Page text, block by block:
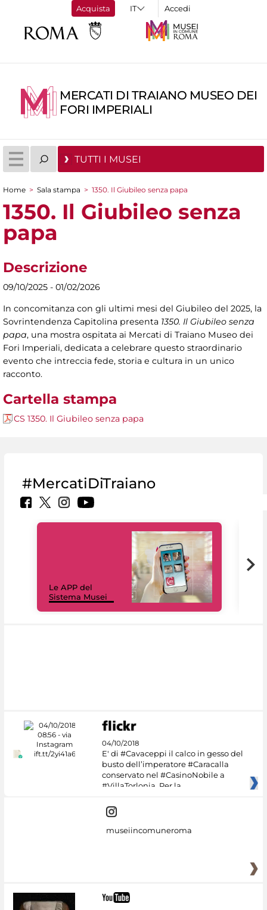
Acquista Accedi
MERCATI DI TRAIANO MUSEO DEI
FORI IMPERIALI
TUTTI I MUSEI
Tu sei qui
Home > Sala stampa > 1350. Il Giubileo senza papa
1350. Il Giubileo senza
papa
Descrizione
09/10/2025 - 01/02/2026
In concomitanza con gli ultimi mesi del Giubileo del 2025, la
Sovrintendenza Capitolina presenta 1350. Il Giubileo senza
papa, una mostra ospitata ai Mercati di Traiano Museo dei
Fori Imperiali, dedicata a celebrare questo straordinario
evento che intreccia fede, storia e cultura in un unico
racconto.
Cartella stampa
CS 1350. Il Giubileo senza papa
#MercatiDiTraiano
Le APP del
Sistema Musei
04/10/2018
E' di #Cavaceppi il calco in gesso del
busto dell’imperatore #Caracalla
conservato nel #CasinoNobile a
#VillaTorlonia. Per la
museiincomuneroma